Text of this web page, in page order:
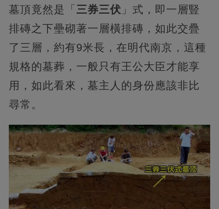
墓頂竟然是「 三券三伏 」式，即一層豎
排磚之下壘砌著一層橫排磚，如此交疊
了三層，約有9米長，在明代南京，這種
規格的墓葬，一般只有王公大臣才能享
用，如此看來，墓主人的身份應該非比
尋常。